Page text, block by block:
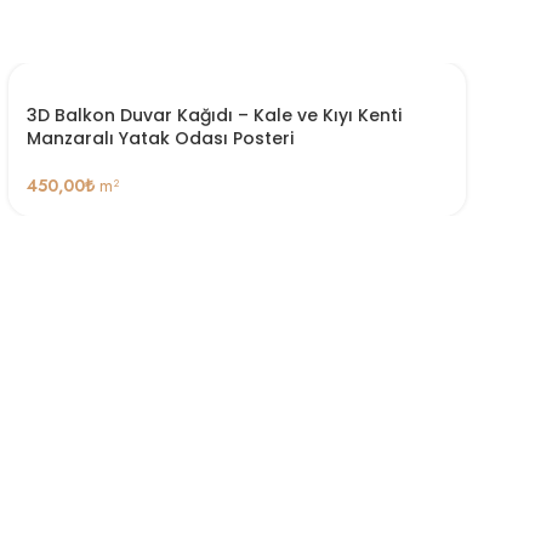
3D Balkon Duvar Kağıdı – Kale ve Kıyı Kenti
Manzaralı Yatak Odası Posteri
450,00₺m²